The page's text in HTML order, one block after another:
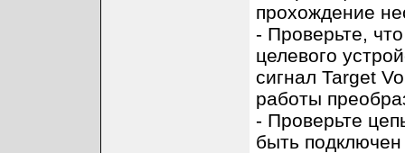
прохождение
- Проверьте,
целевого
сигнал Target
работы
- Проверьте
быть подключен